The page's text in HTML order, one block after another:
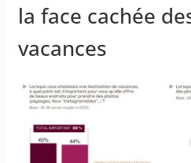
la face cachée
vacances